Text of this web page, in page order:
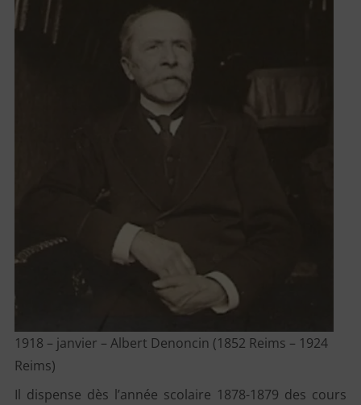
1918 – janvier – Albert Denoncin (1852 Reims – 1924
Reims)
Il dispense dès l’année scolaire 1878-1879 des cours